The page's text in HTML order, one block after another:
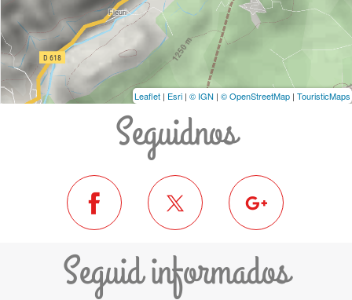
Leaflet | Esri | © IGN | © OpenStreetMap | TouristicMaps
Seguidnos
Seguid informados